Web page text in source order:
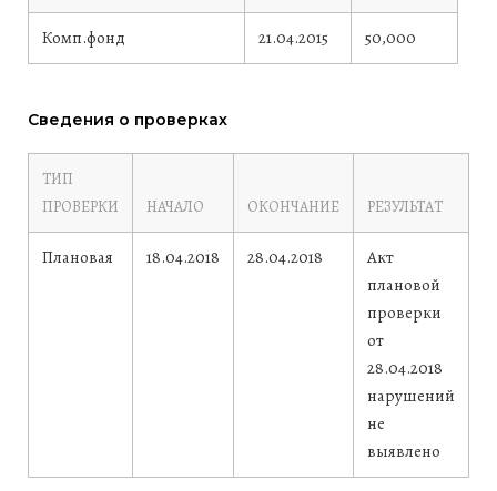
Комп.фонд 21.04.2015 50,000
Сведения о проверках
ТИП
ПРОВЕРКИ
НАЧАЛО ОКОНЧАНИЕ РЕЗУЛЬТАТ
Плановая 18.04.2018 28.04.2018
Акт
плановой
проверки
от
28.04.2018
нарушений
не
выявлено